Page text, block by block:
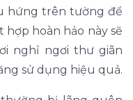
hứng trên tường để
hoàn hảo này sẽ
nghỉ ngơi thư giãn
sử dụng hiệu quả.